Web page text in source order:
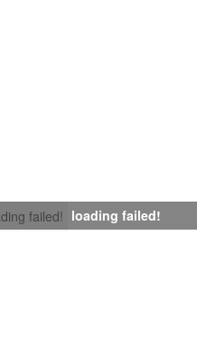
failed! loading failed!